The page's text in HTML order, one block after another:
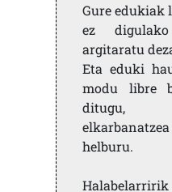
Gure edukiak
ez
argitaratu
Eta eduki
modu libre
ditugu,
helburu.